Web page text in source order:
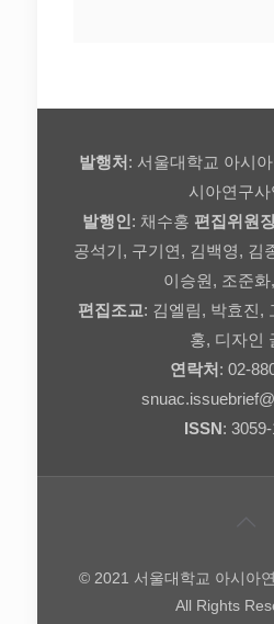
발행처 : 서울대학교 아시
시아연구
발행인 : 채수홍 편집위원
공석기, 구기연, 김백영, 김
이승원, 조준화
편집조교: 김엘림, 박효진,
홍, 디자인
연락처 : 02-
ISSN:
© 2021 서울대학교 아시아
All Rights